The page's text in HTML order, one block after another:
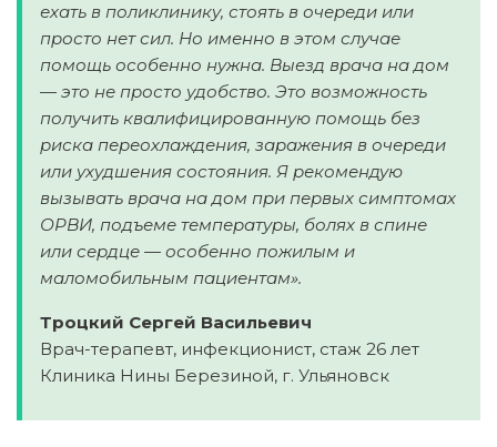
ехать в поликлинику, стоять в очереди или
просто нет сил. Но именно в этом случае
помощь особенно нужна. Выезд врача на дом
— это не просто удобство. Это возможность
получить квалифицированную помощь без
риска переохлаждения, заражения в очереди
или ухудшения состояния. Я рекомендую
вызывать врача на дом при первых симптомах
ОРВИ, подъеме температуры, болях в спине
или сердце — особенно пожилым и
маломобильным пациентам».
Троцкий Сергей Васильевич
Врач-терапевт, инфекционист, стаж 26 лет
Клиника Нины Березиной, г. Ульяновск